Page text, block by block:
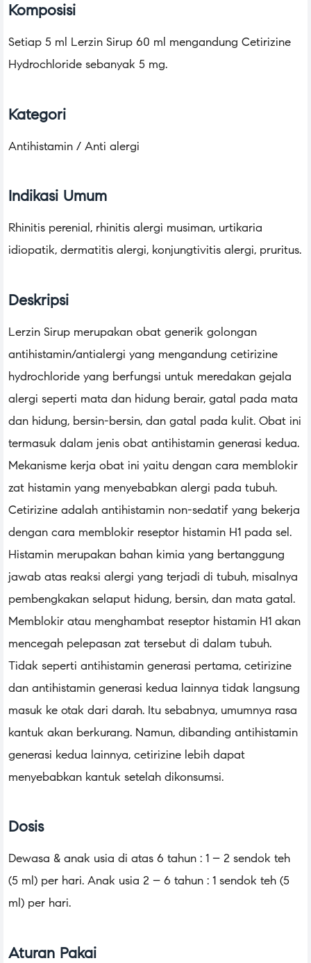
Komposisi
Setiap 5 ml Lerzin Sirup 60 ml mengandung Cetirizine
Hydrochloride sebanyak 5 mg.
Kategori
Antihistamin / Anti alergi
Indikasi Umum
Rhinitis perenial, rhinitis alergi musiman, urtikaria
idiopatik, dermatitis alergi, konjungtivitis alergi, pruritus.
Deskripsi
Lerzin Sirup merupakan obat generik golongan
antihistamin/antialergi yang mengandung cetirizine
hydrochloride yang berfungsi untuk meredakan gejala
alergi seperti mata dan hidung berair, gatal pada mata
dan hidung, bersin-bersin, dan gatal pada kulit. Obat ini
termasuk dalam jenis obat antihistamin generasi kedua.
Mekanisme kerja obat ini yaitu dengan cara memblokir
zat histamin yang menyebabkan alergi pada tubuh.
Cetirizine adalah antihistamin non-sedatif yang bekerja
dengan cara memblokir reseptor histamin H1 pada sel.
Histamin merupakan bahan kimia yang bertanggung
jawab atas reaksi alergi yang terjadi di tubuh, misalnya
pembengkakan selaput hidung, bersin, dan mata gatal.
Memblokir atau menghambat reseptor histamin H1 akan
mencegah pelepasan zat tersebut di dalam tubuh.
Tidak seperti antihistamin generasi pertama, cetirizine
dan antihistamin generasi kedua lainnya tidak langsung
masuk ke otak dari darah. Itu sebabnya, umumnya rasa
kantuk akan berkurang. Namun, dibanding antihistamin
generasi kedua lainnya, cetirizine lebih dapat
menyebabkan kantuk setelah dikonsumsi.
Dosis
Dewasa & anak usia di atas 6 tahun : 1 – 2 sendok teh
(5 ml) per hari. Anak usia 2 – 6 tahun : 1 sendok teh (5
ml) per hari.
Aturan Pakai